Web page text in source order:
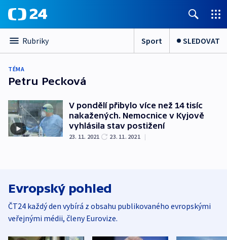
Rubriky Sport SLEDOVAT
TÉMA
Petru Pecková
V pondělí přibylo více než 14 tisíc
nakažených. Nemocnice v Kyjově
vyhlásila stav postižení
23. 11. 2021 23. 11. 2021 |
Evropský pohled
ČT24 každý den vybírá z obsahu publikovaného evropskými
veřejnými médii, členy Eurovize.